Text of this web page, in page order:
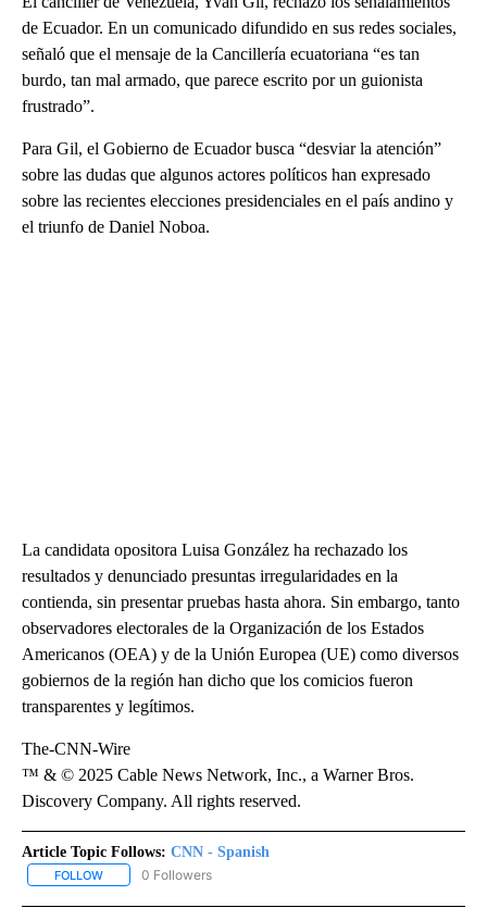
de Ecuador. En un comunicado difundido en sus redes sociales,
señaló que el mensaje de la Cancillería ecuatoriana “es tan
burdo, tan mal armado, que parece escrito por un guionista
frustrado”.
Para Gil, el Gobierno de Ecuador busca “desviar la atención”
sobre las dudas que algunos actores políticos han expresado
sobre las recientes elecciones presidenciales en el país andino y
el triunfo de Daniel Noboa.
La candidata opositora Luisa González ha rechazado los
resultados y denunciado presuntas irregularidades en la
contienda, sin presentar pruebas hasta ahora. Sin embargo, tanto
observadores electorales de la Organización de los Estados
Americanos (OEA) y de la Unión Europea (UE) como diversos
gobiernos de la región han dicho que los comicios fueron
transparentes y legítimos.
The-CNN-Wire
™ & © 2025 Cable News Network, Inc., a Warner Bros.
Discovery Company. All rights reserved.
Article Topic Follows: CNN - Spanish
FOLLOW FOLLOW "CNN - SPANISH" TO RECEIVE NOTIFICATIONS ABOUT
0 Followers